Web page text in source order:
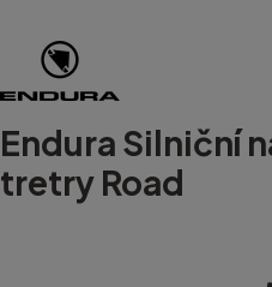
Endura Silniční
tretry Road